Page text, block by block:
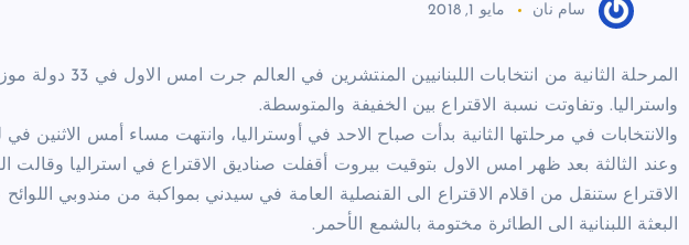
سام نان مايو 1, 2018
المرحلة الثانية من
واستراليا. وتفاوتت نسبة الاقتراع بين الخفيفة والمتوسطة.
والانتخابات في مرحلتها الثانية بدأت صباح الاحد في أوستراليا، وانتهت مساء أمس الاثنين
وعند الثالثة بعد ظهر امس الاول بتوقيت بيروت أقفلت صناديق الاقتراع في استراليا وقالت
البعثة اللبنانية الى الطائرة مختومة بالشمع الأحمر.